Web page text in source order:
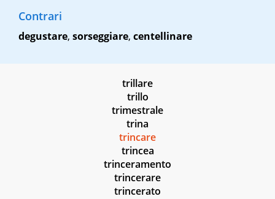
Contrari
degustare, sorseggiare, centellinare
trillare
trillo
trimestrale
trina
trincare
trincea
trinceramento
trincerare
trincerato